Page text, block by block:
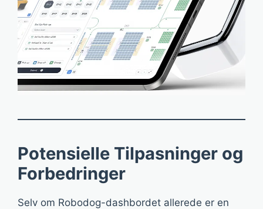
Potensielle Tilpasninger og
Forbedringer
Selv om Robodog-dashbordet allerede er en